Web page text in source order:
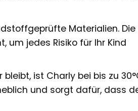
Materialien. Die
um jedes Risiko für Ihr Kind
ist Charly bei bis zu
und sorgt dafür, dass